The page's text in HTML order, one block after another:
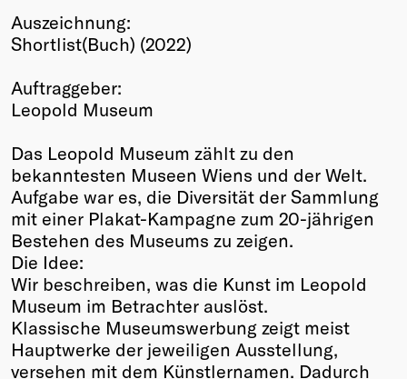
2026
Past
Annual
Auszeichnung:
Shortlist(Buch) (2022)
Auftraggeber:
Leopold Museum
Das Leopold Museum zählt zu den
bekanntesten Museen Wiens und der Welt.
Aufgabe war es, die Diversität der Sammlung
mit einer Plakat-Kampagne zum 20-jährigen
Bestehen des Museums zu zeigen.
Die Idee:
Wir beschreiben, was die Kunst im Leopold
Museum im Betrachter auslöst.
Klassische Museumswerbung zeigt meist
Hauptwerke der jeweiligen Ausstellung,
versehen mit dem Künstlernamen. Dadurch